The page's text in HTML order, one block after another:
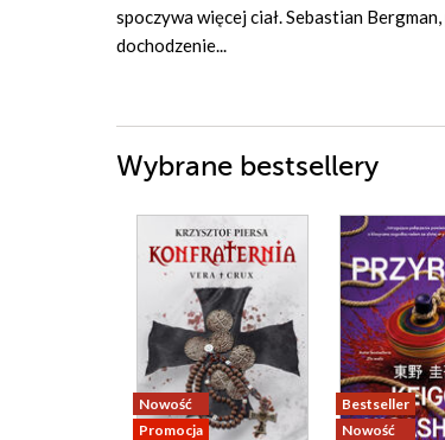
spoczywa więcej ciał. Sebastian
dochodzenie...
Wybrane bestsellery
Nowość
Promocja
Bestseller
Nowość